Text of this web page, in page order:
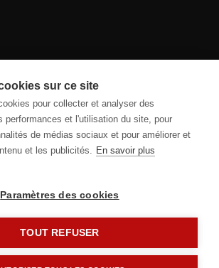
sur ce site
pour collecter et analyser des
performances et l'utilisation du site, pour
de médias sociaux et pour améliorer et
et les publicités. En savoir plus
Paramètres des cookies
TOUT REFUSER